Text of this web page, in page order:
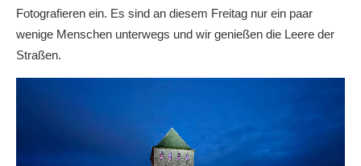
Fotografieren ein. Es sind an diesem Freitag nur ein paar
wenige Menschen unterwegs und wir genießen die Leere der
Straßen.